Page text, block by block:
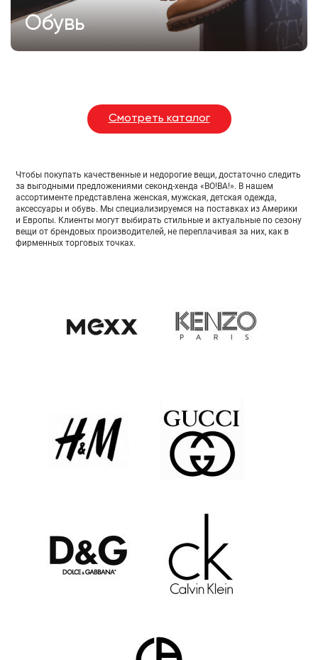
Обувь
Смотреть каталог
Чтобы покупать качественные и недорогие вещи, достаточно следить
за выгодными предложениями секонд-хенда «ВО!ВА!». В нашем
ассортименте представлена женская, мужская, детская одежда,
аксессуары и обувь. Мы специализируемся на поставках из Америки
и Европы. Клиенты могут выбирать стильные и актуальные по сезону
вещи от брендовых производителей, не переплачивая за них, как в
фирменных торговых точках.